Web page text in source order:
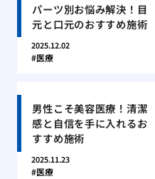
パーツ別お悩み解決！目
元と口元のおすすめ施術
2025.12.02
医療
男性こそ美容医療！清潔
感と自信を手に入れるお
すすめ施術
2025.11.23
医療